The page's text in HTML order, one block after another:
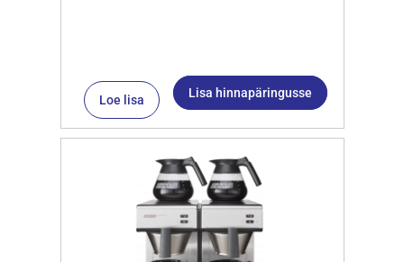
Loe lisa Lisa hinnapäringusse